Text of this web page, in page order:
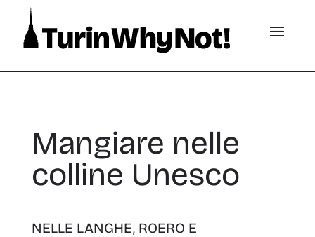
Mangiare nelle
colline Unesco
NELLE LANGHE, ROERO E